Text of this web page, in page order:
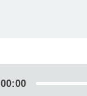
00:00